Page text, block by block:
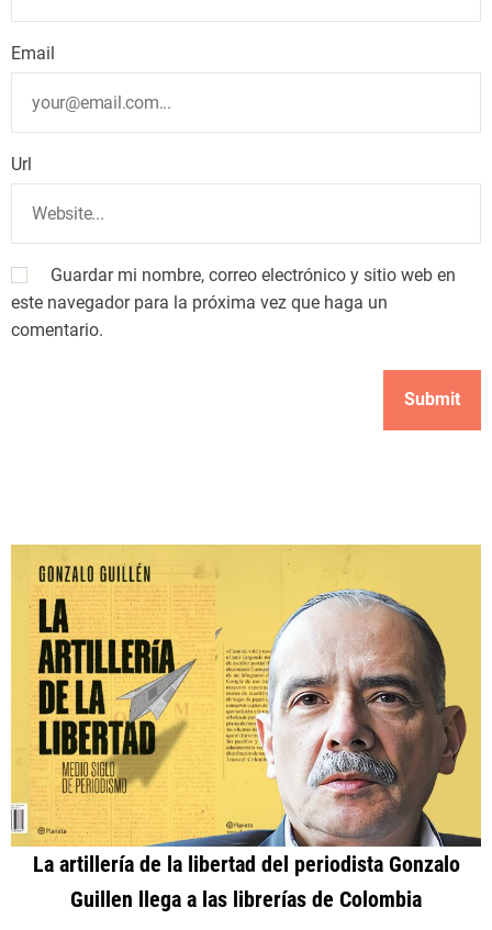
Email
Url
Guardar mi nombre, correo electrónico y sitio web en
este navegador para la próxima vez que haga un
comentario.
La artillería de la libertad del periodista Gonzalo
Guillen llega a las librerías de Colombia